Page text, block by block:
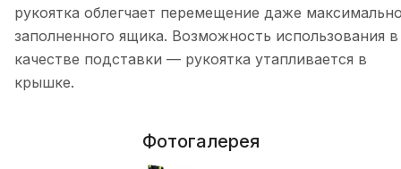
рукоятка облегчает перемещение даже
заполненного ящика. Возможность использования в
качестве подставки — рукоятка утапливается в
крышке.
Фотогалерея